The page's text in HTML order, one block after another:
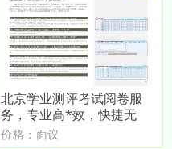
北京学业测评考试阅卷服
务，专业高*效，快捷无
价格：面议